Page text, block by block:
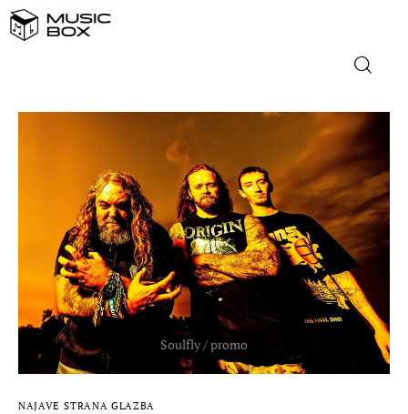
DOMAĆA GLAZBA
STRANA GLAZBA
FILM
MUSIC BOX
NAJAVE STRANA GLAZBA